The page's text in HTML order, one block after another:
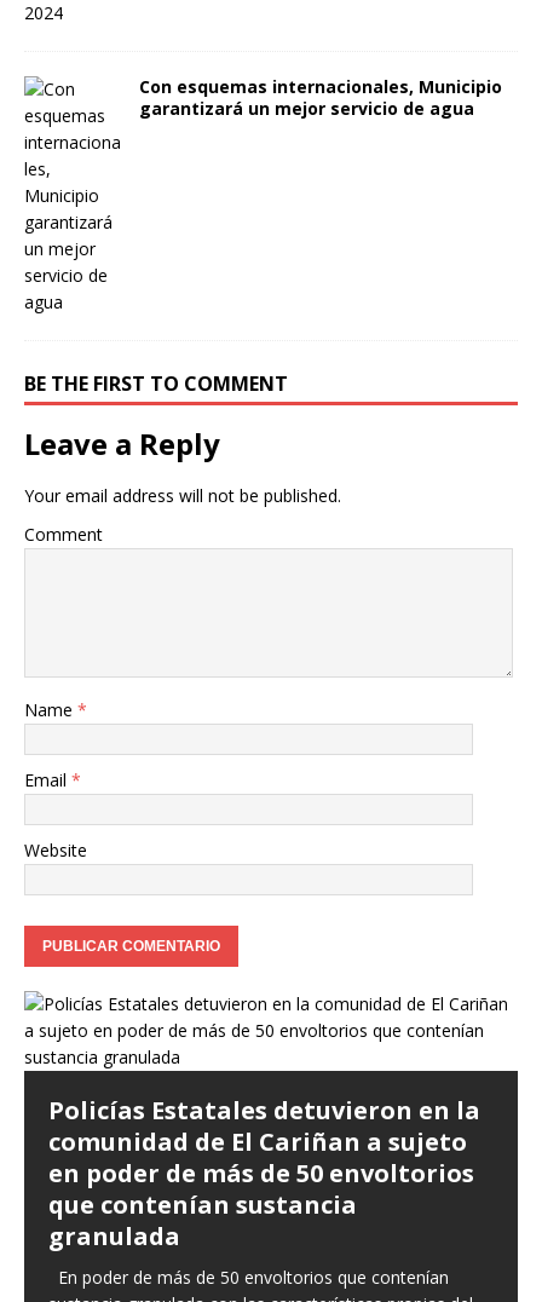
Con esquemas internacionales, Municipio
garantizará un mejor servicio de agua
BE THE FIRST TO COMMENT
Leave a Reply
Your email address will not be published.
Comment
Name *
Email *
Website
Policías Estatales detuvieron en la
comunidad de El Cariñan a sujeto
en poder de más de 50 envoltorios
que contenían sustancia
granulada
En poder de más de 50 envoltorios que contenían